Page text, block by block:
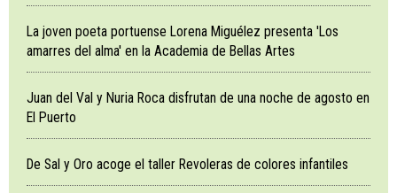
La joven poeta portuense Lorena Miguélez presenta 'Los
amarres del alma' en la Academia de Bellas Artes
Juan del Val y Nuria Roca disfrutan de una noche de agosto en
El Puerto
De Sal y Oro acoge el taller Revoleras de colores infantiles